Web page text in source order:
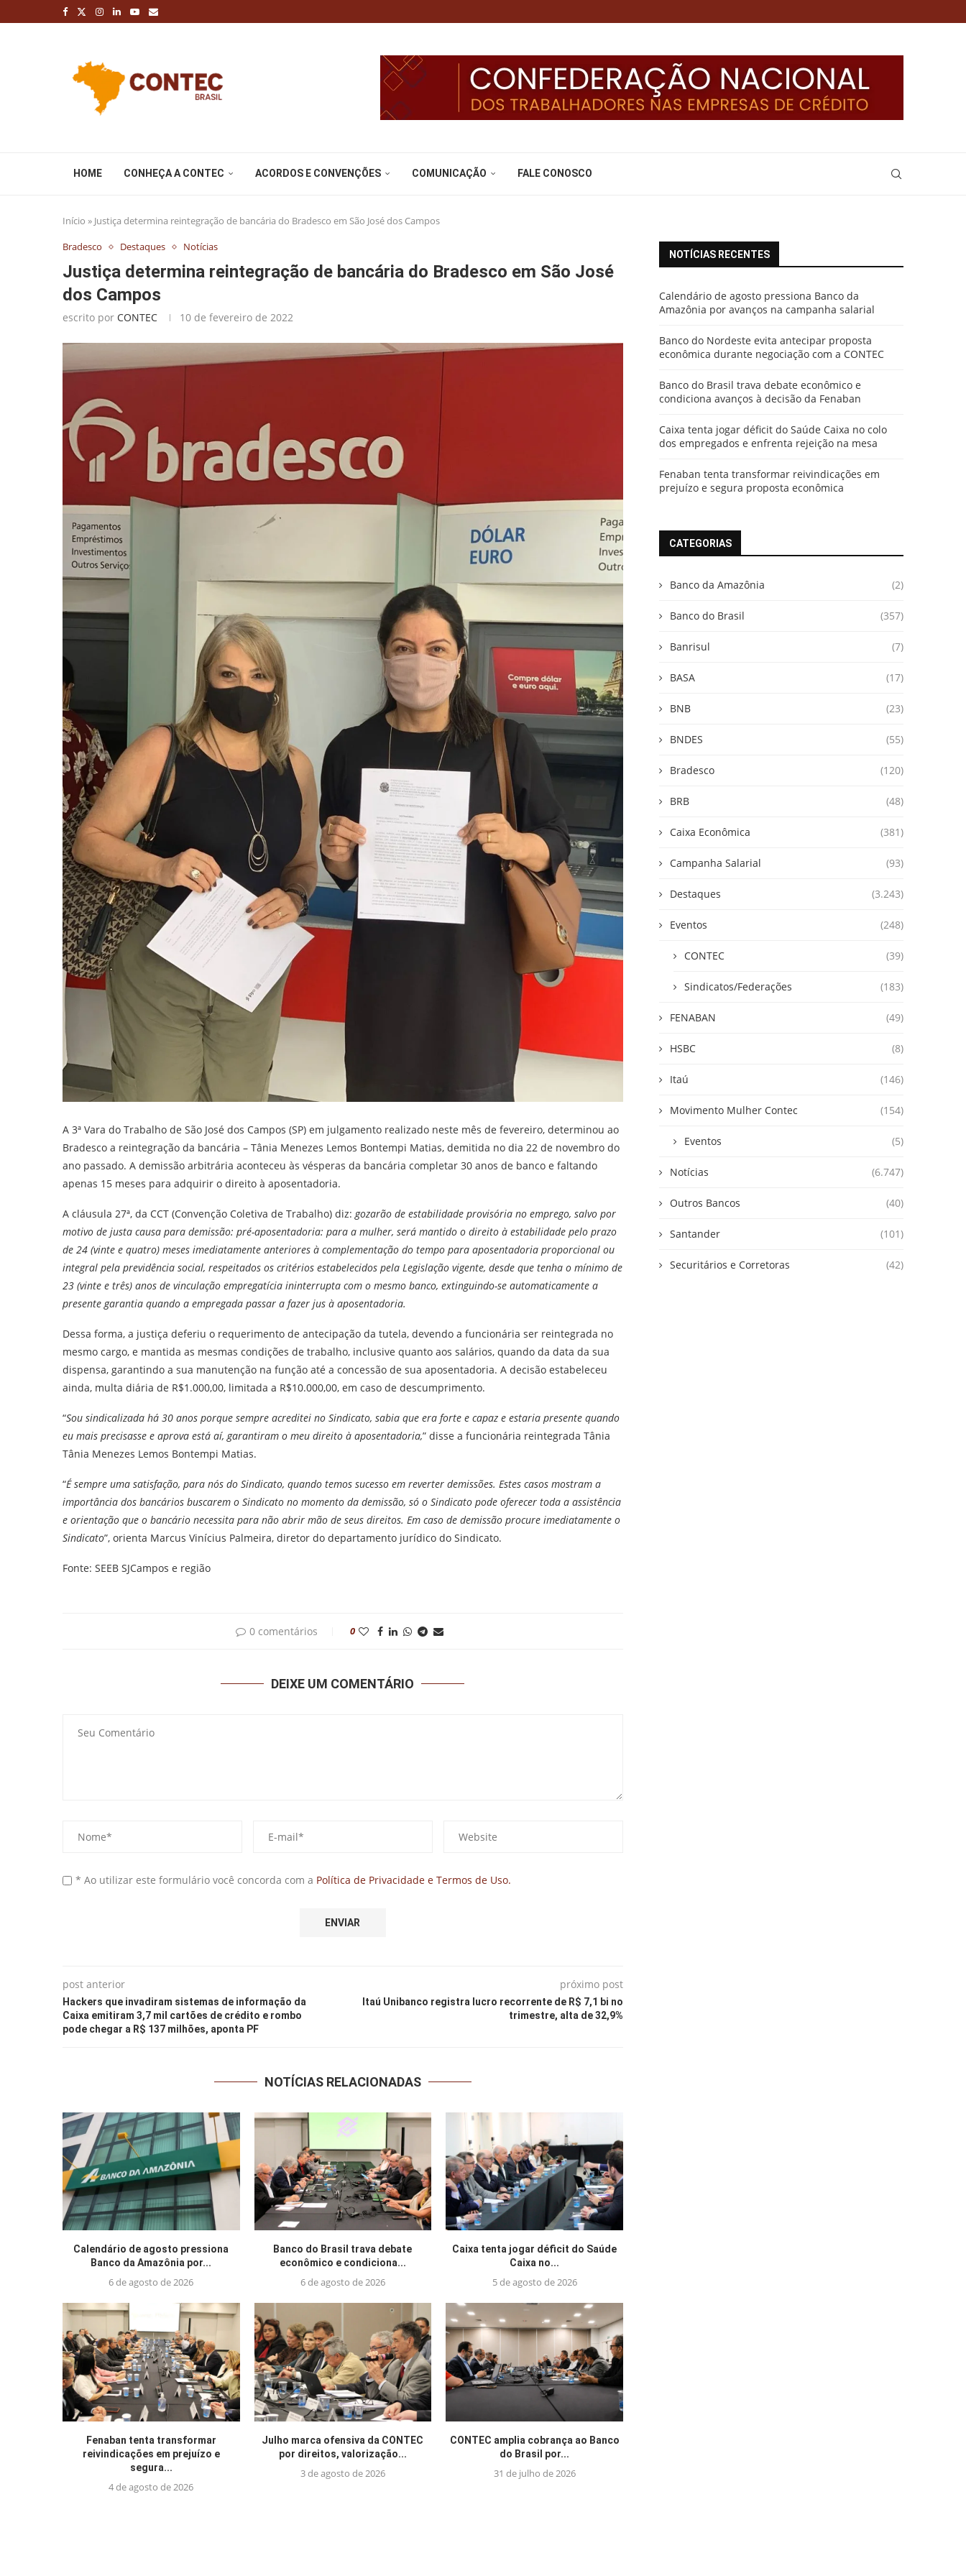
HOME CONHEÇA A CONTEC ACORDOS E CONVENÇÕES COMUNICAÇÃO FALE CONOSCO
Início » Justiça determina reintegração de bancária do Bradesco em São José dos Campos
Bradesco
Destaques Notícias
Justiça determina reintegração de bancária do Bradesco em São José
dos Campos
escrito por CONTEC 10 de fevereiro de 2022
A 3ª Vara do Trabalho de São José dos Campos (SP) em julgamento realizado neste mês de fevereiro, determinou ao
Bradesco a reintegração da bancária – Tânia Menezes Lemos Bontempi Matias, demitida no dia 22 de novembro do
ano passado. A demissão arbitrária aconteceu às vésperas da bancária completar 30 anos de banco e faltando
apenas 15 meses para adquirir o direito à aposentadoria.
A cláusula 27ª, da CCT (Convenção Coletiva de Trabalho) diz:gozarão de estabilidade provisória no emprego, salvo por
motivo de justa causa para demissão: pré-aposentadoria: para a mulher, será mantido o direito à estabilidade pelo prazo
de 24 (vinte e quatro) meses imediatamente anteriores à complementação do tempo para aposentadoria proporcional ou
integral pela previdência social, respeitados os critérios estabelecidos pela Legislação vigente, desde que tenha o mínimo de
23 (vinte e três) anos de vinculação empregatícia ininterrupta com o mesmo banco, extinguindo-se automaticamente a
presente garantia quando a empregada passar a fazer jus à aposentadoria.
Dessa forma, a justiça deferiu o requerimento de antecipação da tutela, devendo a funcionária ser reintegrada no
mesmo cargo, e mantida as mesmas condições de trabalho, inclusive quanto aos salários, quando da data da sua
dispensa, garantindo a sua manutenção na função até a concessão de sua aposentadoria. A decisão estabeleceu
ainda, multa diária de R$1.000,00, limitada a R$10.000,00, em caso de descumprimento.
“Sou sindicalizada há 30 anos porque sempre acreditei no Sindicato, sabia que era forte e capaz e estaria presente quando
eu mais precisasse e aprova está aí, garantiram o meu direito à aposentadoria,” disse a funcionária reintegrada Tânia
Tânia Menezes Lemos Bontempi Matias.
“É sempre uma satisfação, para nós do Sindicato, quando temos sucesso em reverter demissões. Estes casos mostram a
importância dos bancários buscarem o Sindicato no momento da demissão, só o Sindicato pode oferecer toda a assistência
e orientação que o bancário necessita para não abrir mão de seus direitos. Em caso de demissão procure imediatamente o
Sindicato”, orienta Marcus Vinícius Palmeira, diretor do departamento jurídico do Sindicato.
Fonte: SEEB SJCampos e região
0 comentários 0
DEIXE UM COMENTÁRIO
* Ao utilizar este formulário você concorda com a Política de Privacidade e Termos de Uso.
post anterior
Hackers que invadiram sistemas de informação da
Caixa emitiram 3,7 mil cartões de crédito e rombo
pode chegar a R$ 137 milhões, aponta PF
próximo post
Itaú Unibanco registra lucro recorrente de R$ 7,1 bi no
trimestre, alta de 32,9%
NOTÍCIAS RELACIONADAS
Calendário de agosto pressiona
Banco da Amazônia por...
6 de agosto de 2026
Banco do Brasil trava debate
econômico e condiciona...
6 de agosto de 2026
Caixa tenta jogar déficit do Saúde
Caixa no...
5 de agosto de 2026
Fenaban tenta transformar
reivindicações em prejuízo e
segura...
4 de agosto de 2026
Julho marca ofensiva da CONTEC
por direitos, valorização...
3 de agosto de 2026
CONTEC amplia cobrança ao Banco
do Brasil por...
31 de julho de 2026
NOTÍCIAS RECENTES
Calendário de agosto pressiona Banco da
Amazônia por avanços na campanha salarial
Banco do Nordeste evita antecipar proposta
econômica durante negociação com a CONTEC
Banco do Brasil trava debate econômico e
condiciona avanços à decisão da Fenaban
Caixa tenta jogar déficit do Saúde Caixa no colo
dos empregados e enfrenta rejeição na mesa
Fenaban tenta transformar reivindicações em
prejuízo e segura proposta econômica
CATEGORIAS
Banco da Amazônia (2)
Banco do Brasil (357)
Banrisul (7)
BASA (17)
BNB (23)
BNDES (55)
Bradesco (120)
BRB (48)
Caixa Econômica (381)
Campanha Salarial (93)
Destaques (3.243)
Eventos (248)
CONTEC (39)
Sindicatos/Federações (183)
FENABAN (49)
HSBC (8)
Itaú (146)
Movimento Mulher Contec (154)
Eventos (5)
Notícias (6.747)
Outros Bancos (40)
Santander (101)
Securitários e Corretoras (42)